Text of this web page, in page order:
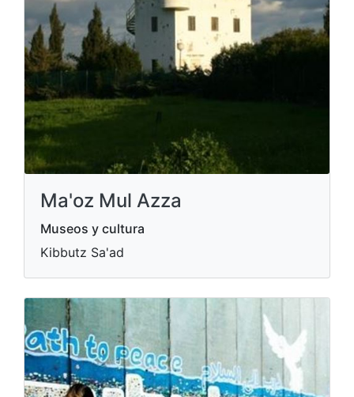
Ma'oz Mul Azza
Museos y cultura
Kibbutz Sa'ad